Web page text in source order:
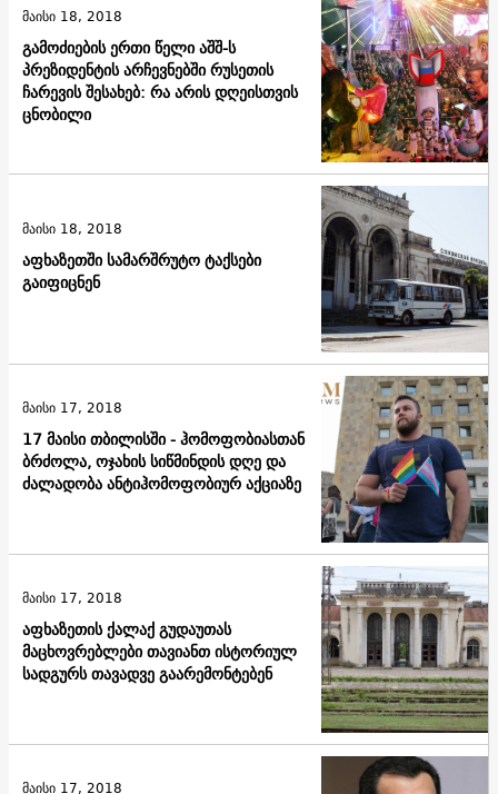
გამოძიების ერთი წელი აშშ-ს
პრეზიდენტის არჩევნებში რუსეთის
ჩარევის შესახებ: რა არის დღეისთვის
ცნობილი
მაისი 18, 2018
აფხაზეთში სამარშრუტო ტაქსები
გაიფიცნენ
მაისი 18, 2018
17 მაისი თბილისში - ჰომოფობიასთან
ბრძოლა, ოჯახის სიწმინდის დღე და
ძალადობა ანტიჰომოფობიურ აქციაზე
მაისი 17, 2018
აფხაზეთის ქალაქ გუდაუთას
მაცხოვრებლები თავიანთ ისტორიულ
სადგურს თავადვე გაარემონტებენ
მაისი 17, 2018
მაისი 17, 2018